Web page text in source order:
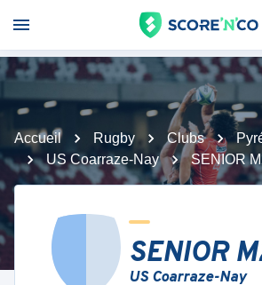
Accueil Rugby Clubs
US Coarraze-Nay
SENIOR
SENIOR
US Coarraze-Nay